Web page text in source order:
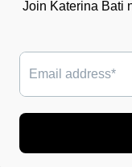
Χώρα/περιοχή
Μέθοδοι
πληρωμής